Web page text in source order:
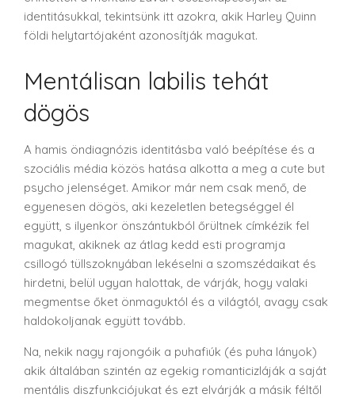
identitásukkal, tekintsünk itt azokra, akik Harley Quinn
földi helytartójaként azonosítják magukat.
Mentálisan labilis tehát
dögös
A hamis öndiagnózis identitásba való beépítése és a
szociális média közös hatása alkotta a meg a cute but
psycho jelenséget. Amikor már nem csak menő, de
egyenesen dögös, aki kezeletlen betegséggel él
együtt, s ilyenkor önszántukból őrültnek címkézik fel
magukat, akiknek az átlag kedd esti programja
csillogó tüllszoknyában lekéselni a szomszédaikat és
hirdetni, belül ugyan halottak, de várják, hogy valaki
megmentse őket önmaguktól és a világtól, avagy csak
haldokoljanak együtt tovább.
Na, nekik nagy rajongóik a puhafiúk (és puha lányok)
akik általában szintén az egekig romanticizláják a saját
mentális diszfunkciójukat és ezt elvárják a másik féltől